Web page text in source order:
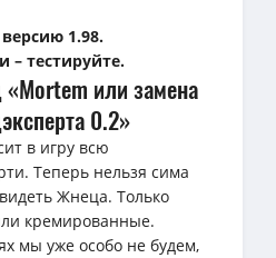
1.98.
– тестируйте.
«Mortem или замена
0.2»
в игру всю
Теперь нельзя сима
Жнеца. Только
кремированные.
мы уже особо не будем,